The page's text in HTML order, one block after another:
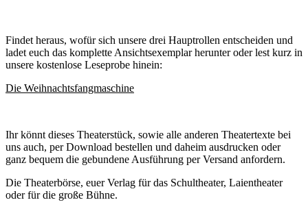
Findet heraus, wofür sich unsere drei Hauptrollen entscheiden und
ladet euch das komplette Ansichtsexemplar herunter oder lest kurz in
unsere kostenlose Leseprobe hinein:
Die Weihnachtsfangmaschine
Ihr könnt dieses Theaterstück, sowie alle anderen Theatertexte bei
uns auch, per Download bestellen und daheim ausdrucken oder
ganz bequem die gebundene Ausführung per Versand anfordern.
Die Theaterbörse, euer Verlag für das Schultheater, Laientheater
oder für die große Bühne.